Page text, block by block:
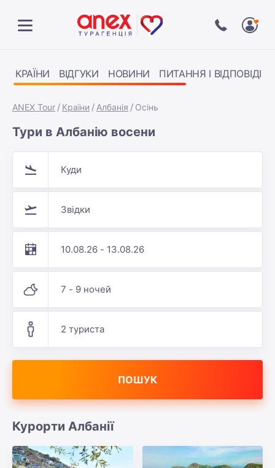
КРАЇНИ ВІДГУКИ НОВИНИ ПИТАННЯ І ВІДПОВІДІ
ANEX Tour Країни Албанія Осінь
Тури в Албанію восени
Куди
Звідки
10.08.26 - 13.08.26
7 - 9 ночей
2 туриста
ПОШУК
Курорти Албанії